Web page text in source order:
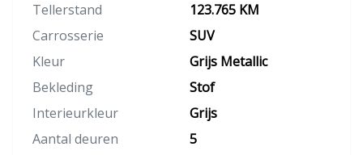
Tellerstand
123.765 KM
Carrosserie
SUV
Kleur
Grijs Metallic
Bekleding
Stof
Interieurkleur
Grijs
Aantal deuren
5